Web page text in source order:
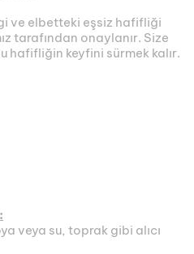
ve elbetteki eşsiz hafifliği
tarafından onaylanır. Size
hafifliğin keyfini sürmek kalır.
veya su, toprak gibi alıcı